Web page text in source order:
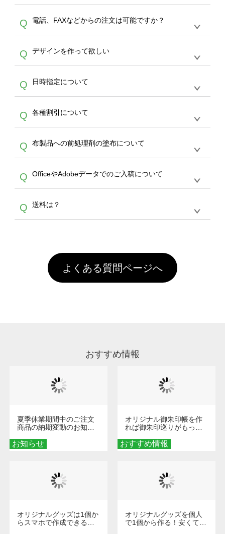
デザインの作成から決済まで完了できます。
30枚以上やシルク印刷など、大口注文の場合
は、サポートが担当するエコバッグコンシェル
やタンブラーコンシェルをご利用ください。製
作する数量が多ければ多いほど、オンデマンド
サービスよりも低価格で製作することが可能で
す。
A
ドできるデータ形式は、JPG / PNG / AI / PSD /
PDF 形式になります。データの最大サイズ
写真などもアップロード可能です。使用できな
い画像はエラーになります。（※ Illustratorか
らの直接入稿には対応していません。AIで保存
し、デザインツールからアップロードして下さ
い）
Q 電話、FAXなどからの注文は可能ですか？
A
文のみ受け付けております。30個以上のご製
作をお考えの方は、サポートが担当するエコバ
スをご利用頂ければ、電話やFAX、メールなど
でご注文が可能です。
Q デザインを作って欲しい
A
を作って欲しい。などの場合は、製作数量が
30個以上であれば、サポート担当が、デザイ
バッグコンシェル
サー
ビスをご利用ください。(※ 30個以下の場合
は、デザインツールをご利用ください)
Q 日時指定について
A
ん。発送後18時以降に配送業者・伝票番号を
メールでお知らせいたしますので、直接配送業
者にご連絡いただき調整をお願い致します。
Q 各種割引について
A
カート内で自動的に割引(最大50%)が適用され
ます。 【付与ポイント】購入金額の1％が1ポ
イントとして付与され、次回ご注文時に1ポイ
ント＝1円としてお使いいただけます。ポイン
トは発送完了の翌日に付与され、次回ご注文時
からご利用頂けます。ポイントの有効期限は一
年間です。【会員ランク】過去10カ月のご注
文回数により会員ランク割引(最大5%)が適用
頂いても、ログインがされていなければ、ラン
クにカウントがされません。
Q 布製品への前処理剤の塗布について
A
意点（前処理剤）】カラー生地（Tシャツのホ
ワイト、トートバッグのナチュラル、ホワイト
といって、プリントを定着させるための処理剤
を塗布しており、短納期・低価格で商品をお届
害な性質で、水洗いで落とすことが可能です。
お手数ですが、お客様ご自身にて着用前に落と
していただけますようお願いいたします。※1
通常注文・直送機能でのご注文に関わらず、前
Q OfficeやAdobeデータでのご入稿について
A
ません。いずれのデータも該当デザインのみ画
像(JPEG,PNG,GIF,PDF)に変換、またはAdobe
Q 送料は？
引」などによるお値引きで4,000円未満になる
場合は送料がかかりますので、ご注意くださ
い。
よくある質問ページへ
おすすめ情報
お知らせ
夏季休業期間中のご注文
商品の納期変動のお知ら
おすすめ情報
オリジナル御朱印帳を作
れば御朱印巡りがもっと
ダーメイドする魅力と選
び方
オリジナルグッズは1個か
らスマホで作成できる！
オリジナルグッズを個人
で1個から作る！安くて簡